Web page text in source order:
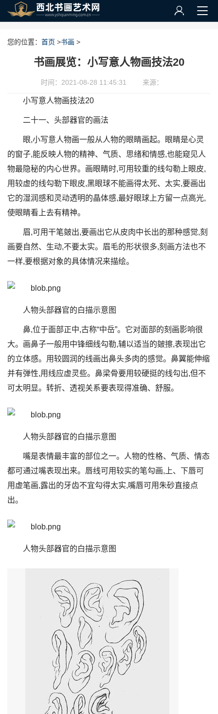
您的位置： 首页 >书画 >
书画展览：小写意人物画技法20
时间：2021-08-28 11:45:31 来源：
小写意人物画技法20
二十一、头部器官的画法
眼,小写意人物画一般从人物的眼睛画起。眼睛是心灵
的窗子,能反映人物的精神、气质、思绪和情感,也能窥见人
物最隐秘的内心世界。画眼睛时,可用较重的线勾勒上眼皮,
用较虚的线勾勒下眼皮,黑眼球不能画得太死、太实,要画出
它的湿润感和灵动透明的晶体感,最好眼球上方留一点高光,
使眼睛看上去有精神。
眉,可用干笔皴出,要画出它从皮肉中长出的那种感觉,刻
画要自然、生动,不要太实。眉毛的形状很多,刻画方法也不
一样,要根据对象的具体情况来描绘。
人物头部器官的白描示意图
鼻,位于面部正中,古称“中岳”。它对面部的刻画影响很
大。画鼻子一般用中锋细线勾勒,辅以适当的皴擦,表现出它
的立体感。用较圆润的线画出鼻头多肉的感觉。鼻翼能伸缩
并有弹性,用线应虚灵些。鼻梁骨要用较硬挺的线勾出,但不
可太明显。转折、透视关系要表现得准确、舒服。
人物头部器官的白描示意图
嘴是表情最丰富的部位之一。人物的性格、气质、情态
都可通过嘴表现出来。唇线可用较实的笔勾画,上、下唇可
用虚笔画,露出的牙齿不宜勾得太实,嘴唇可用朱砂直接点
出。
人物头部器官的白描示意图